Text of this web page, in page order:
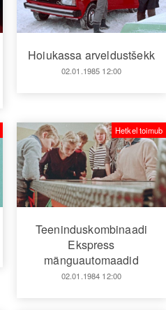
Hoiukassa arveldustšekk
02.01.1985 12:00
Teeninduskombinaadi
Ekspress
mänguautomaadid
02.01.1984 12:00
Hetkel toimub